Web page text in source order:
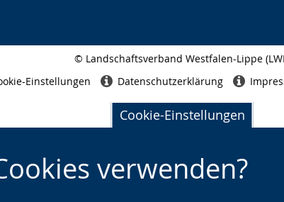
Cookie-Einstellungen
verwenden?
© Landschaftsverband Westfalen-Lippe
Einstellungen Datenschutzerklärung